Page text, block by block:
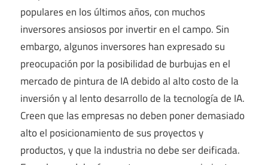
populares en los últimos años, con muchos
inversores ansiosos por invertir en el campo. Sin
embargo, algunos inversores han expresado su
preocupación por la posibilidad de burbujas en el
mercado de pintura de IA debido al alto costo de la
inversión y al lento desarrollo de la tecnología de IA.
Creen que las empresas no deben poner demasiado
alto el posicionamiento de sus proyectos y
productos, y que la industria no debe ser deificada.